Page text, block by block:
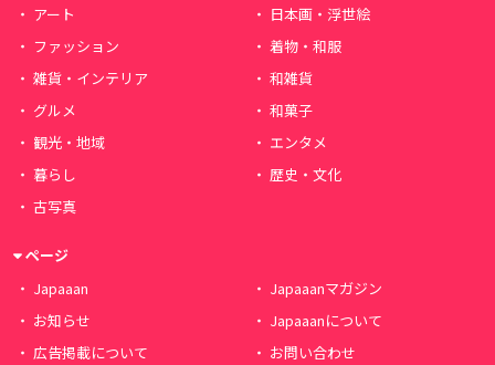
アート
日本画・浮世絵
ファッション
着物・和服
雑貨・インテリア
和雑貨
グルメ
和菓子
観光・地域
エンタメ
暮らし
歴史・文化
古写真
ページ
Japaaan
Japaaanマガジン
お知らせ
Japaaanについて
広告掲載について
お問い合わせ